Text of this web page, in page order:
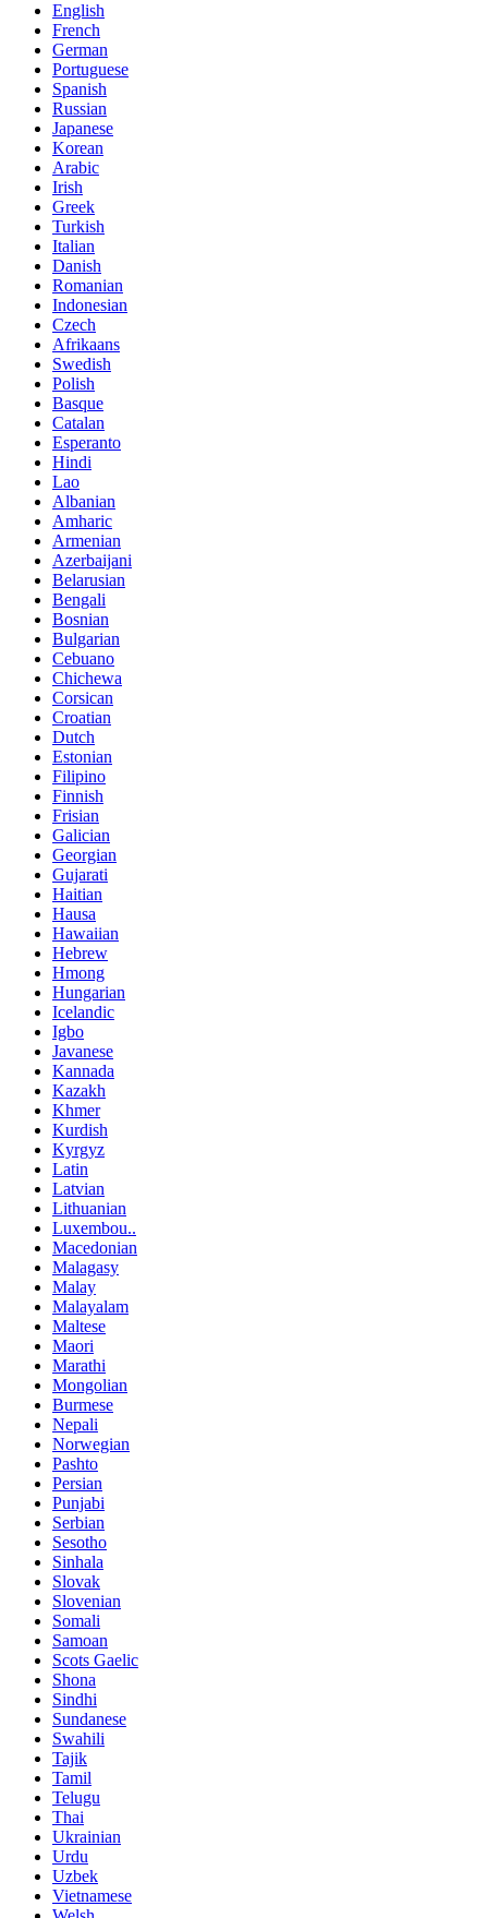
English
French
German
Portuguese
Spanish
Russian
Japanese
Korean
Arabic
Irish
Greek
Turkish
Italian
Danish
Romanian
Indonesian
Czech
Afrikaans
Swedish
Polish
Basque
Catalan
Esperanto
Hindi
Lao
Albanian
Amharic
Armenian
Azerbaijani
Belarusian
Bengali
Bosnian
Bulgarian
Cebuano
Chichewa
Corsican
Croatian
Dutch
Estonian
Filipino
Finnish
Frisian
Galician
Georgian
Gujarati
Haitian
Hausa
Hawaiian
Hebrew
Hmong
Hungarian
Icelandic
Igbo
Javanese
Kannada
Kazakh
Khmer
Kurdish
Kyrgyz
Latin
Latvian
Lithuanian
Luxembou..
Macedonian
Malagasy
Malay
Malayalam
Maltese
Maori
Marathi
Mongolian
Burmese
Nepali
Norwegian
Pashto
Persian
Punjabi
Serbian
Sesotho
Sinhala
Slovak
Slovenian
Somali
Samoan
Scots Gaelic
Shona
Sindhi
Sundanese
Swahili
Tajik
Tamil
Telugu
Thai
Ukrainian
Urdu
Uzbek
Vietnamese